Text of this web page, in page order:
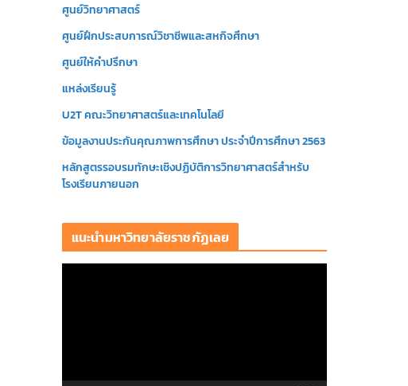
ศูนย์วิทยาศาสตร์
ศูนย์ฝึกประสบการณ์วิชาชีพและสหกิจศึกษา
ศูนย์ให้คำปรึกษา
แหล่งเรียนรู้
U2T คณะวิทยาศาสตร์และเทคโนโลยี
ข้อมูลงานประกันคุณภาพการศึกษา ประจำปีการศึกษา 2563
หลักสูตรรอบรมทักษะเชิงปฏิบัติการวิทยาศาสตร์สำหรับ
โรงเรียนภายนอก
แนะนำมหาวิทยาลัยราชภัฏเลย